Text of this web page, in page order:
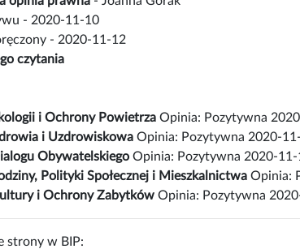
- 2020-11-10
- 2020-11-12
czytania
i Ochrony Powietrza Opinia: Pozytywna
i Uzdrowiskowa Opinia: Pozytywna 2020-
Obywatelskiego Opinia: Pozytywna 2020-11-
Polityki Społecznej i Mieszkalnictwa Opinia:
i Ochrony Zabytków Opinia: Pozytywna
strony w BIP: